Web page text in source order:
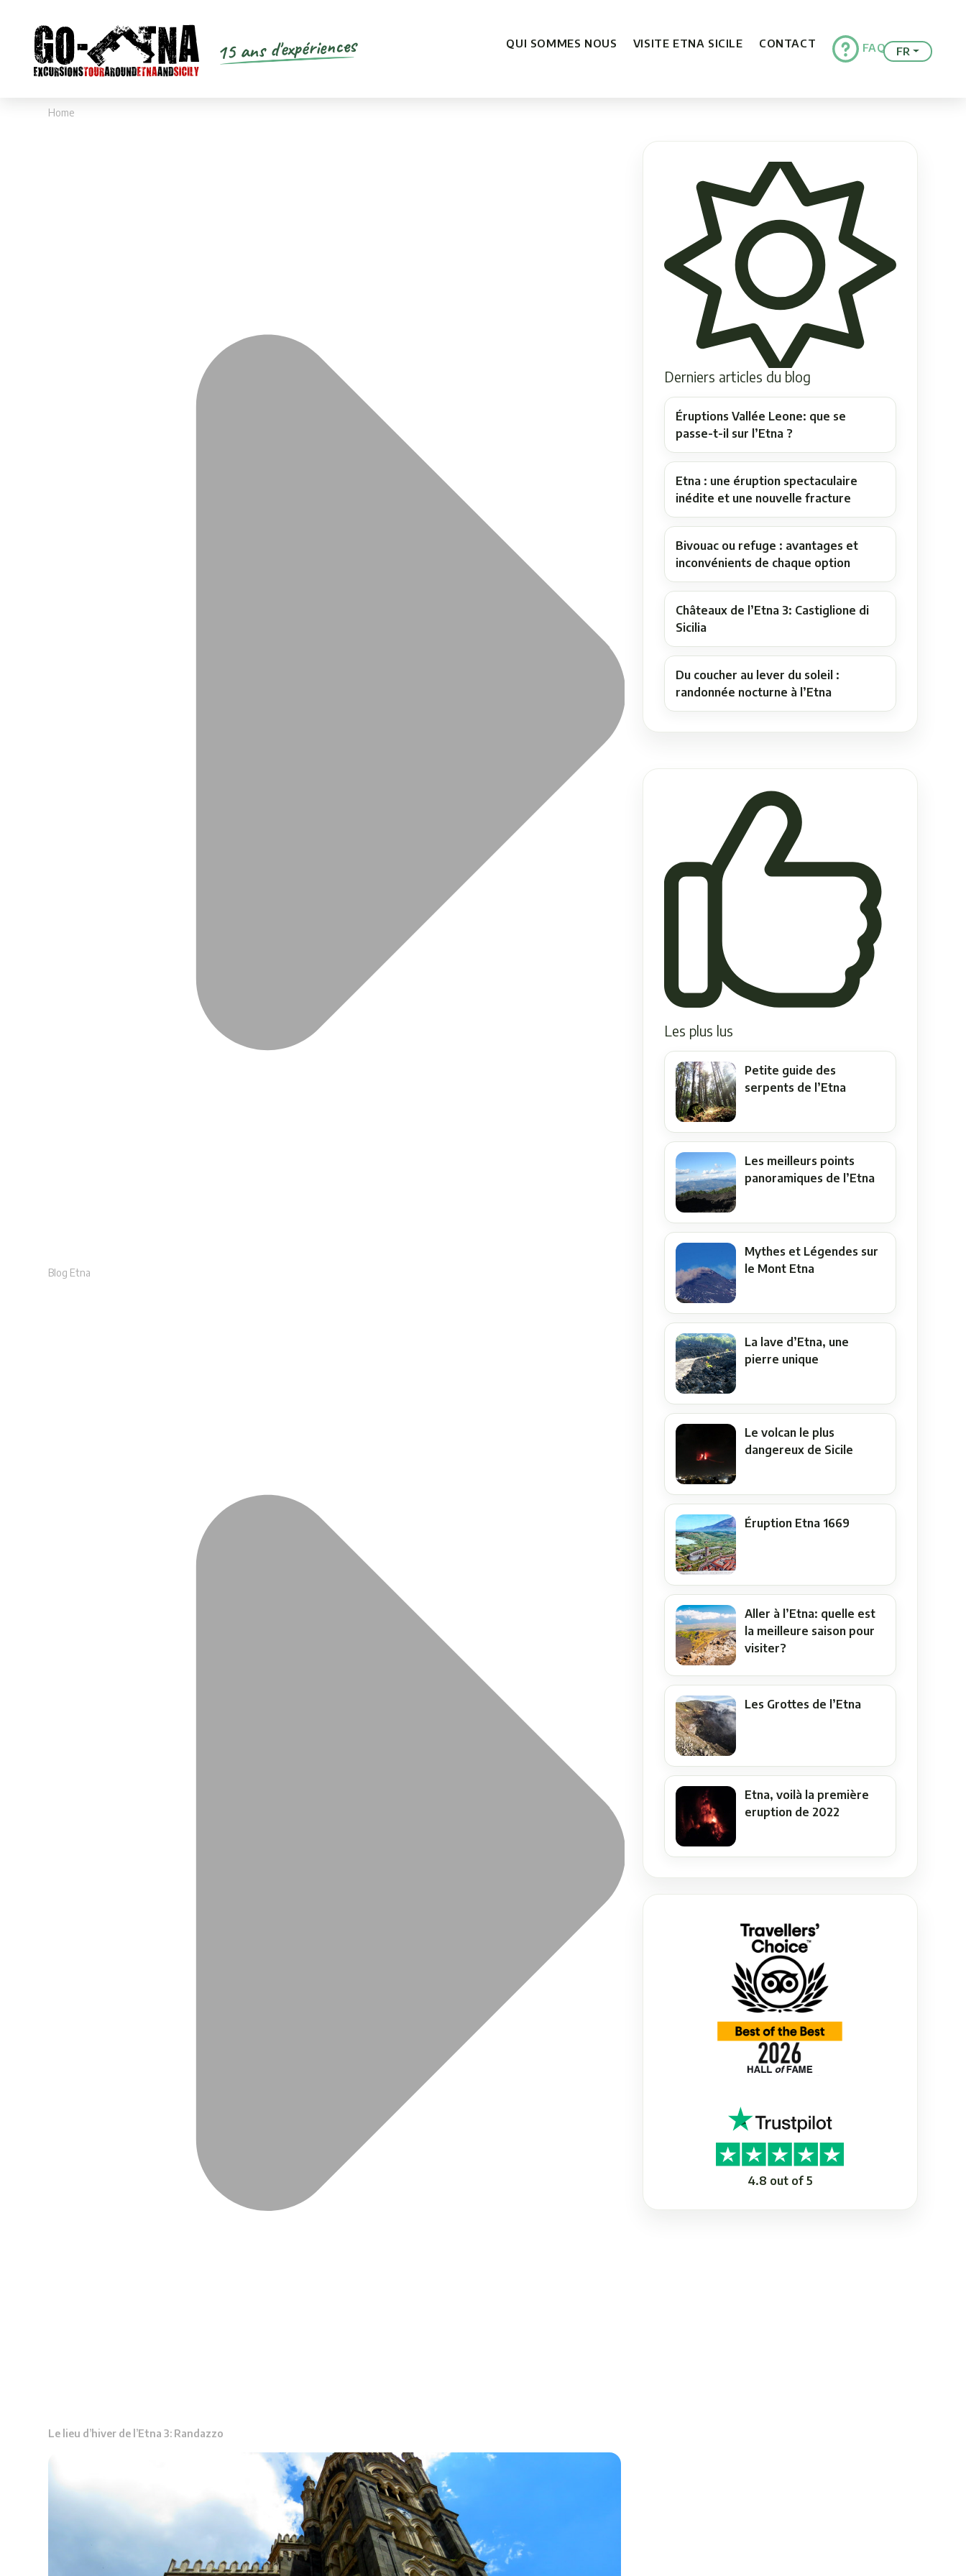
15 ans d'expériences QUI SOMMES NOUS VISITE ETNA SICILE CONTACT FAQ FR
Home
Blog Etna
Le lieu d’hiver de l’Etna 3: Randazzo
Derniers articles du blog
Éruptions Vallée Leone: que se
passe-t-il sur l’Etna ?
Etna : une éruption spectaculaire
inédite et une nouvelle fracture
Bivouac ou refuge : avantages et
inconvénients de chaque option
Châteaux de l’Etna 3: Castiglione di
Sicilia
Du coucher au lever du soleil :
randonnée nocturne à l’Etna
Les plus lus
Petite guide des
serpents de l’Etna
Les meilleurs points
panoramiques de l’Etna
Mythes et Légendes sur
le Mont Etna
La lave d’Etna, une
pierre unique
Le volcan le plus
dangereux de Sicile
Éruption Etna 1669
Aller à l’Etna: quelle est
la meilleure saison pour
visiter?
Les Grottes de l’Etna
Etna, voilà la première
eruption de 2022
4.8 out of 5